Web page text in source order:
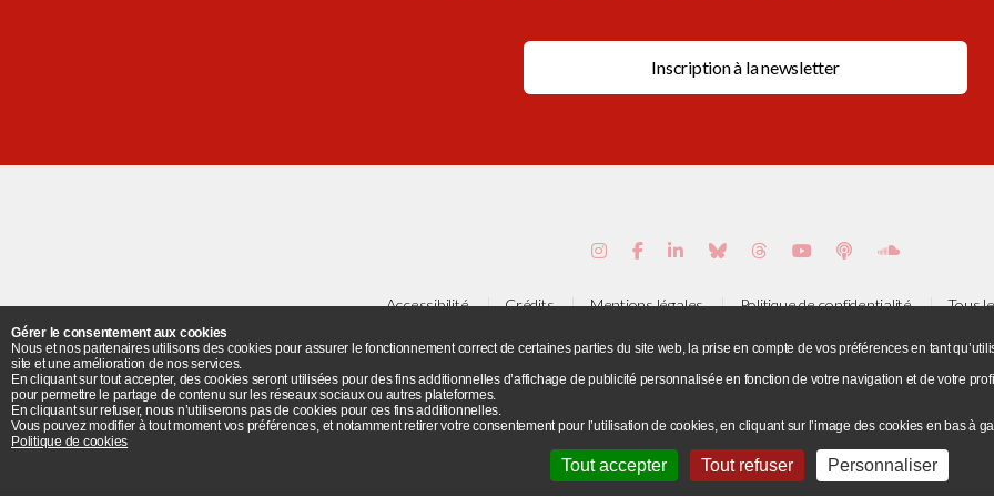
Accessibilité Crédits Mentions légales Politique de confidentialité Tous
Plans et accès Flux RSS © Université Paris 8 ©2019 - Tous droits
Université Paris 8 - 2 rue de la Liberté - 93526 Saint-Denis cedex / Tel : +33(0)1 49 40 67 89
Gérer le consentement aux cookies
Nous et nos partenaires utilisons des cookies pour assurer le fonctionnement correct de certaines parties du site web, la prise en compte de vos préférences en tant
site et une amélioration de nos services.
En cliquant sur tout accepter, des cookies seront utilisées pour des fins additionnelles d’affichage de publicité personnalisée en fonction de votre navigation et de votre
pour permettre le partage de contenu sur les réseaux sociaux ou autres plateformes.
En cliquant sur refuser, nous n’utiliserons pas de cookies pour ces fins additionnelles.
Vous pouvez modifier à tout moment vos préférences, et notamment retirer votre consentement pour l’utilisation de cookies, en cliquant sur l’image des cookies en bas à
Politique de cookies
Tout accepter Tout refuser Personnaliser